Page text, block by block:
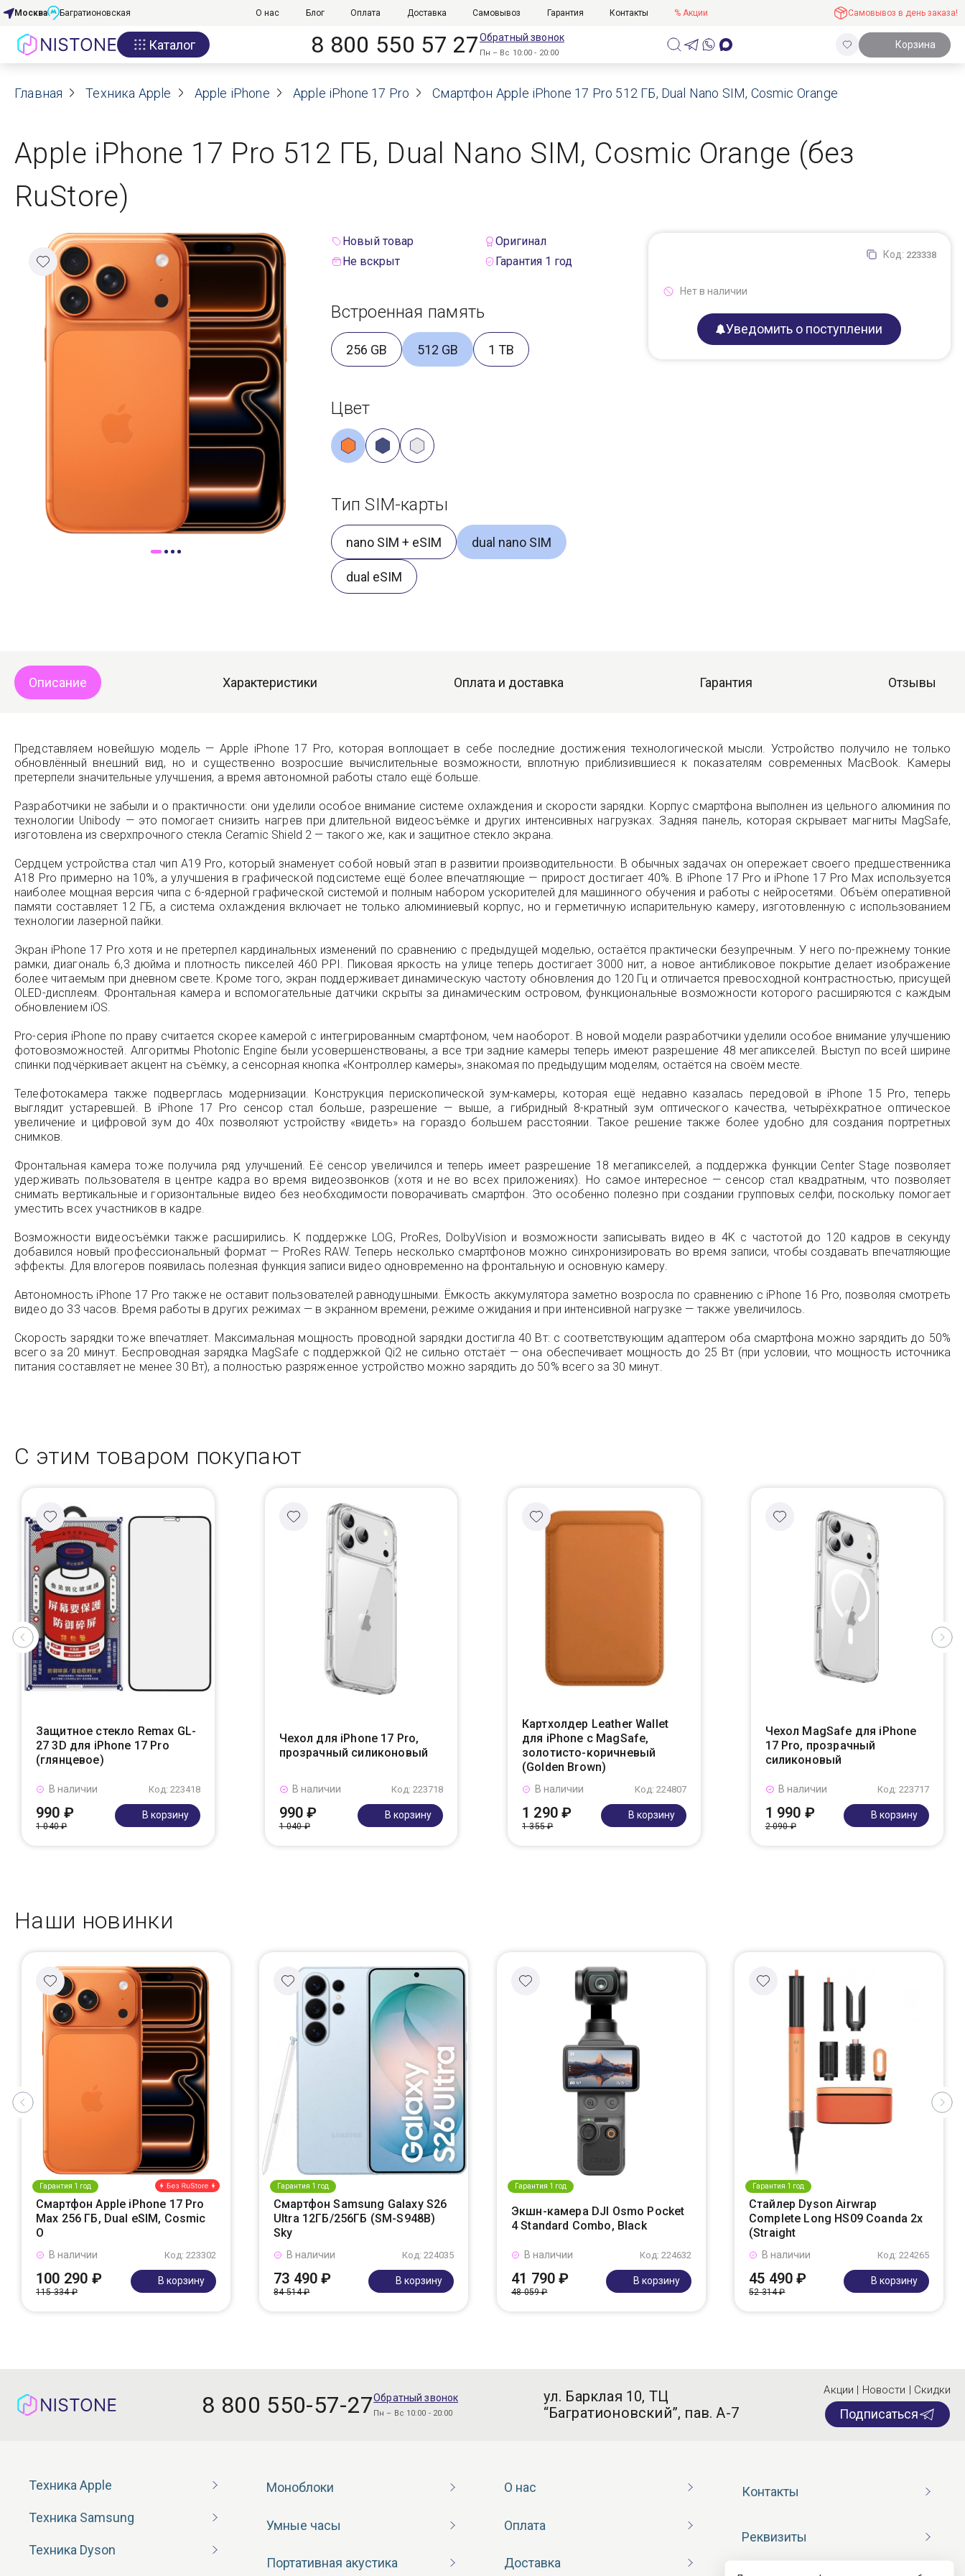
Акции
О нас
Реквизиты
Контакты
Гарантия
Оплата
Москва Багратионовская О нас Блог Оплата Доставка Самовывоз Гарантия Контакты % Акции Самовывоз в день заказа!
Каталог 8 800 550 57 27Обратный звонок
Пн – Вс 10:00 - 20:00
Корзина
Главная Техника Apple Apple iPhone Apple iPhone 17 Pro Смартфон Apple iPhone 17 Pro 512 ГБ, Dual Nano SIM, Cosmic Orange
Apple iPhone 17 Pro 512 ГБ, Dual Nano SIM, Cosmic Orange (без
RuStore)
Новый товар
Оригинал
Не вскрыт
Гарантия 1 год
Встроенная память
256 GB 512 GB 1 TB
Цвет
Тип SIM-карты
nano SIM + eSIM dual nano SIM
dual eSIM
Код: 223338
Нет в наличии
Уведомить о поступлении
Описание Характеристики Оплата и доставка Гарантия Отзывы
Представляем новейшую модель — Apple iPhone 17 Pro, которая воплощает в себе последние достижения технологической мысли. Устройство получило не только
обновлённый внешний вид, но и существенно возросшие вычислительные возможности, вплотную приблизившиеся к показателям современных MacBook. Камеры
претерпели значительные улучшения, а время автономной работы стало ещё больше.
Разработчики не забыли и о практичности: они уделили особое внимание системе охлаждения и скорости зарядки. Корпус смартфона выполнен из цельного алюминия по
технологии Unibody — это помогает снизить нагрев при длительной видеосъёмке и других интенсивных нагрузках. Задняя панель, которая скрывает магниты MagSafe,
изготовлена из сверхпрочного стекла Ceramic Shield 2 — такого же, как и защитное стекло экрана.
Сердцем устройства стал чип A19 Pro, который знаменует собой новый этап в развитии производительности. В обычных задачах он опережает своего предшественника
A18 Pro примерно на 10%, а улучшения в графической подсистеме ещё более впечатляющие — прирост достигает 40%. В iPhone 17 Pro и iPhone 17 Pro Max используется
наиболее мощная версия чипа с 6-ядерной графической системой и полным набором ускорителей для машинного обучения и работы с нейросетями. Объём оперативной
памяти составляет 12 ГБ, а система охлаждения включает не только алюминиевый корпус, но и герметичную испарительную камеру, изготовленную с использованием
технологии лазерной пайки.
Экран iPhone 17 Pro хотя и не претерпел кардинальных изменений по сравнению с предыдущей моделью, остаётся практически безупречным. У него по-прежнему тонкие
рамки, диагональ 6,3 дюйма и плотность пикселей 460 PPI. Пиковая яркость на улице теперь достигает 3000 нит, а новое антибликовое покрытие делает изображение
более читаемым при дневном свете. Кроме того, экран поддерживает динамическую частоту обновления до 120 Гц и отличается превосходной контрастностью, присущей
OLED-дисплеям. Фронтальная камера и вспомогательные датчики скрыты за динамическим островом, функциональные возможности которого расширяются с каждым
обновлением iOS.
Pro-серия iPhone по праву считается скорее камерой с интегрированным смартфоном, чем наоборот. В новой модели разработчики уделили особое внимание улучшению
фотовозможностей. Алгоритмы Photonic Engine были усовершенствованы, а все три задние камеры теперь имеют разрешение 48 мегапикселей. Выступ по всей ширине
спинки подчёркивает акцент на съёмку, а сенсорная кнопка «Контроллер камеры», знакомая по предыдущим моделям, остаётся на своём месте.
Телефотокамера также подверглась модернизации. Конструкция перископической зум-камеры, которая ещё недавно казалась передовой в iPhone 15 Pro, теперь
выглядит устаревшей. В iPhone 17 Pro сенсор стал больше, разрешение — выше, а гибридный 8-кратный зум оптического качества, четырёхкратное оптическое
увеличение и цифровой зум до 40х позволяют устройству «видеть» на гораздо большем расстоянии. Такое решение также более удобно для создания портретных
снимков.
Фронтальная камера тоже получила ряд улучшений. Её сенсор увеличился и теперь имеет разрешение 18 мегапикселей, а поддержка функции Center Stage позволяет
удерживать пользователя в центре кадра во время видеозвонков (хотя и не во всех приложениях). Но самое интересное — сенсор стал квадратным, что позволяет
снимать вертикальные и горизонтальные видео без необходимости поворачивать смартфон. Это особенно полезно при создании групповых селфи, поскольку помогает
уместить всех участников в кадре.
Возможности видеосъёмки также расширились. К поддержке LOG, ProRes, DolbyVision и возможности записывать видео в 4K с частотой до 120 кадров в секунду
добавился новый профессиональный формат — ProRes RAW. Теперь несколько смартфонов можно синхронизировать во время записи, чтобы создавать впечатляющие
эффекты. Для влогеров появилась полезная функция записи видео одновременно на фронтальную и основную камеру.
Автономность iPhone 17 Pro также не оставит пользователей равнодушными. Ёмкость аккумулятора заметно возросла по сравнению с iPhone 16 Pro, позволяя смотреть
видео до 33 часов. Время работы в других режимах — в экранном времени, режиме ожидания и при интенсивной нагрузке — также увеличилось.
Скорость зарядки тоже впечатляет. Максимальная мощность проводной зарядки достигла 40 Вт: с соответствующим адаптером оба смартфона можно зарядить до 50%
всего за 20 минут. Беспроводная зарядка MagSafe с поддержкой Qi2 не сильно отстаёт — она обеспечивает мощность до 25 Вт (при условии, что мощность источника
питания составляет не менее 30 Вт), а полностью разряженное устройство можно зарядить до 50% всего за 30 минут.
С этим товаром покупают
Защитное стекло Remax GL-
27 3D для iPhone 17 Pro
(глянцевое)
Код: 223418
В наличии
990 ₽
1 040 ₽
В корзину
Чехол для iPhone 17 Pro,
прозрачный силиконовый
Код: 223718
В наличии
990 ₽
1 040 ₽
В корзину
Картхолдер Leather Wallet
для iPhone с MagSafe,
золотисто-коричневый
(Golden Brown)
Код: 224807
В наличии
1 290 ₽
1 355 ₽
В корзину
Чехол MagSafe для iPhone
17 Pro, прозрачный
силиконовый
Код: 223717
В наличии
1 990 ₽
2 090 ₽
В корзину
Наши новинки
Гарантия 1 год
Смартфон Apple iPhone 17 Pro
Max 256 ГБ, Dual eSIM, Cosmic
O
Код: 223302
В наличии
100 290 ₽
115 334 ₽
В корзину
Гарантия 1 год
Смартфон Samsung Galaxy S26
Ultra 12ГБ/256ГБ (SM-S948B)
Sky
Код: 224035
В наличии
73 490 ₽
84 514 ₽
В корзину
Гарантия 1 год
Экшн-камера DJI Osmo Pocket
4 Standard Combo, Black
Код: 224632
В наличии
41 790 ₽
48 059 ₽
В корзину
Гарантия 1 год
Стайлер Dyson Airwrap
Complete Long HS09 Coanda 2x
(Straight
Код: 224265
В наличии
45 490 ₽
52 314 ₽
В корзину
8 800 550-57-27Обратный звонок
Пн – Вс 10:00 - 20:00
ул. Барклая 10, ТЦ
“Багратионовский”, пав. А-7
Акции | Новости | Скидки
Подписаться
Техника Apple
Техника Samsung
Техника Dyson
Моноблоки
Умные часы
Портативная акустика
О нас
Оплата
Доставка
Контакты
Реквизиты